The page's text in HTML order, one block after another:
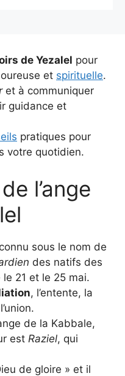
de Yezalel pour
et spirituelle.
et à communiquer
guidance et
pratiques pour
votre quotidien.
l’ange
sous le nom de
des natifs des
21 et le 25 mai.
, l’entente, la
de la Kabbale,
est Raziel, qui
de gloire » et il